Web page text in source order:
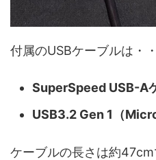
付属のUSBケーブルは・
SuperSpeed USB-A
USB3.2 Gen 1（
ケーブルの長さは約47cm